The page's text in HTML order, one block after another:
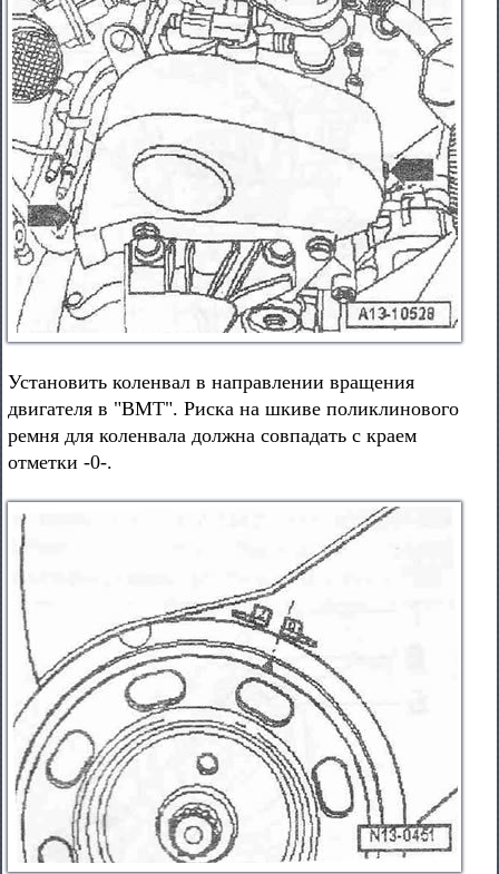
Установить коленвал в направлении вращения
двигателя в "ВМТ". Риска на шкиве поликлинового
ремня для коленвала должна совпадать с краем
отметки -0-.